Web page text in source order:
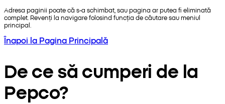
Adresa paginii poate că s-a schimbat, sau pagina ar putea fi eliminată
complet. Revenți la navigare folosind funcția de căutare sau meniul
principal.
Înapoi la Pagina Principală
De ce să cumperi de la
Pepco?